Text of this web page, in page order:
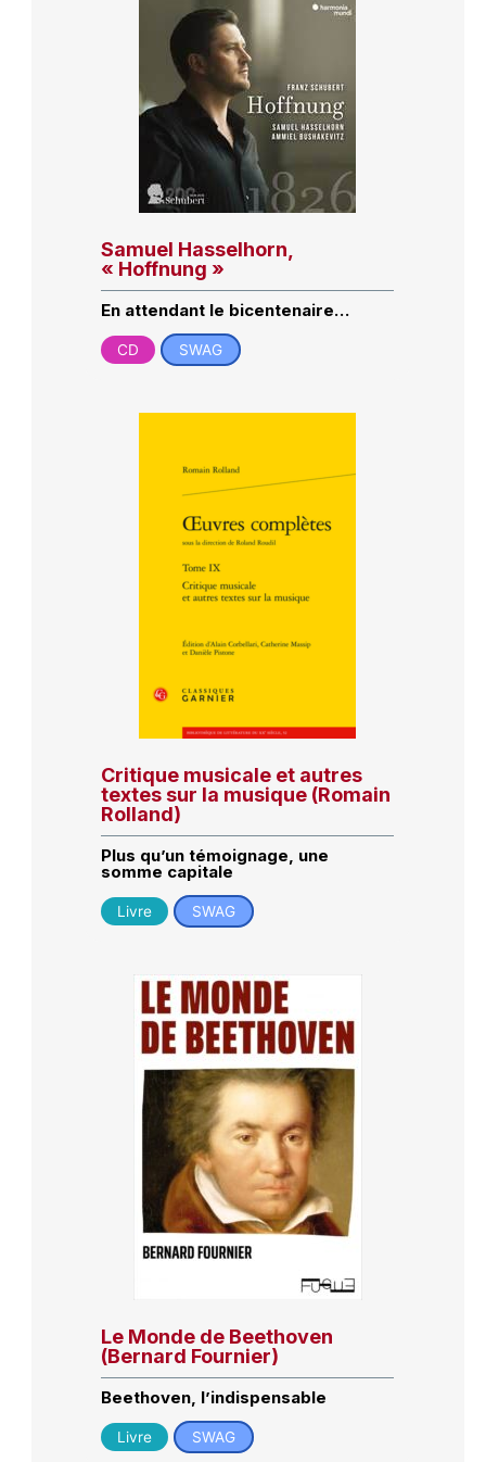
Samuel Hasselhorn,
« Hoffnung »
En attendant le bicentenaire…
CD SWAG
Critique musicale et autres
textes sur la musique (Romain
Rolland)
Plus qu’un témoignage, une
somme capitale
Livre SWAG
Le Monde de Beethoven
(Bernard Fournier)
Beethoven, l’indispensable
Livre SWAG